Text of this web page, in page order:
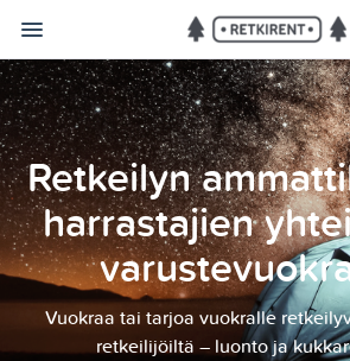
Retkeilyn
harrastajien
Vuokraa tai tarjoa vuokralle
retkeilijöiltä – luonto ja